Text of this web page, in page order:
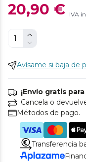
20,90 € IVA
Avísame si baja de
¡Envío gratis
Cancela o
Métodos de pago.
Transferencia